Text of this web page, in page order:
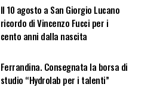
Il 10 agosto a San Giorgio Lucano
ricordo di Vincenzo Fucci per i
cento anni dalla nascita
Ferrandina. Consegnata la borsa di
studio “Hydrolab per i talenti”